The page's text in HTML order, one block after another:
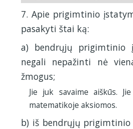
7. Apie prigimtinio
pasakyti štai ką:
a) bendrųjų prigimtinio
negali nepažinti nė
žmogus;
Jie juk savaime aiškūs.
matematikoje aksiomos.
b) iš bendrųjų